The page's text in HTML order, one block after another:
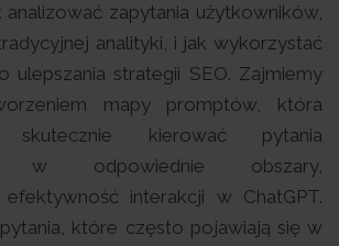
analizować zapytania użytkowników,
analityki, i jak wykorzystać
ulepszania strategii SEO. Zajmiemy
mapy promptów, która
kierować pytania
w odpowiednie obszary,
efektywność interakcji w ChatGPT.
które często pojawiają się w